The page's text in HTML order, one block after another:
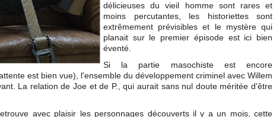
délicieuses du vieil homme sont rares et
moins percutantes, les historiettes sont
extrêmement prévisibles et le mystère qui
planait sur le premier épisode est ici bien
éventé.
Si la partie masochiste est encore
est bien vue), l'ensemble du développement criminel avec Willem
La relation de Joe et de P., qui aurait sans nul doute méritée d'être
avec plaisir les personnages découverts il y a un mois, cette